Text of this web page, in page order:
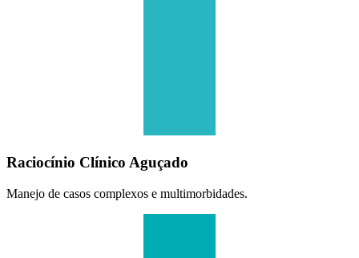
Raciocínio Clínico Aguçado
Manejo de casos complexos e multimorbidades.